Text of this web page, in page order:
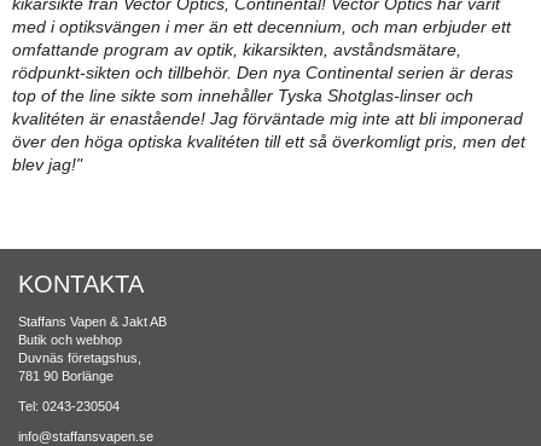
med i optiksvängen i mer än ett decennium, och man erbjuder ett
omfattande program av optik, kikarsikten, avståndsmätare,
rödpunkt-sikten och tillbehör. Den nya Continental serien är deras
top of the line sikte som innehåller Tyska Shotglas-linser och
kvalitéten är enastående! Jag förväntade mig inte att bli imponerad
över den höga optiska kvalitéten till ett så överkomligt pris, men det
blev jag!"
KONTAKTA
Staffans Vapen & Jakt AB
Butik och webhop
Duvnäs företagshus,
781 90 Borlänge
Tel: 0243-230504
info@staffansvapen.se